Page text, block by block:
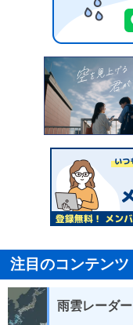
注目のコンテンツ
雨雲レーダー